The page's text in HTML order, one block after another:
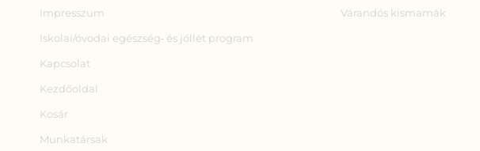
Impresszum
Iskolai/óvodai egészség‑ és jóllét program
Kapcsolat
Kezdőoldal
Kosár
Munkatársak
Várandós kismamák